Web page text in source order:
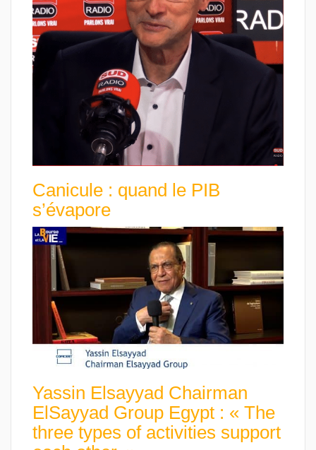
Canicule : quand le PIB
s’évapore
Yassin Elsayyad Chairman
ElSayyad Group Egypt : « The
three types of activities support